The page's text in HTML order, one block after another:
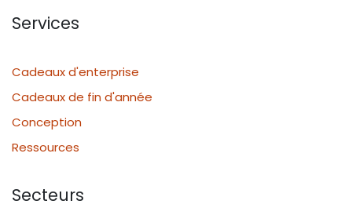
Services
Cadeaux d'enterprise
Cadeaux de fin d'année
Conception
Ressources
Secteurs